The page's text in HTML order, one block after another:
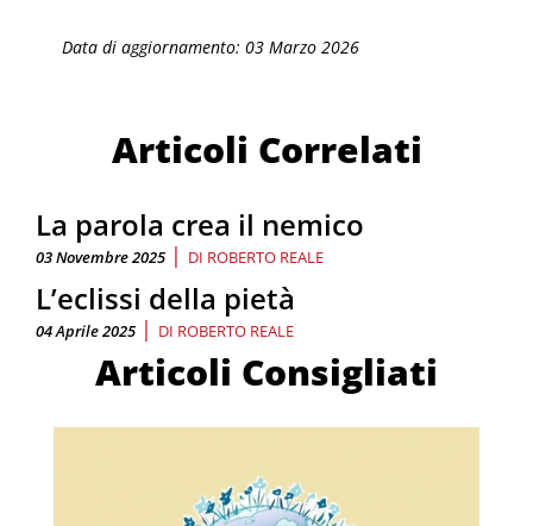
Data di aggiornamento: 03 Marzo 2026
Articoli Correlati
La parola crea il nemico
03 Novembre 2025 | DI ROBERTO REALE
L’eclissi della pietà
04 Aprile 2025 | DI ROBERTO REALE
Articoli Consigliati